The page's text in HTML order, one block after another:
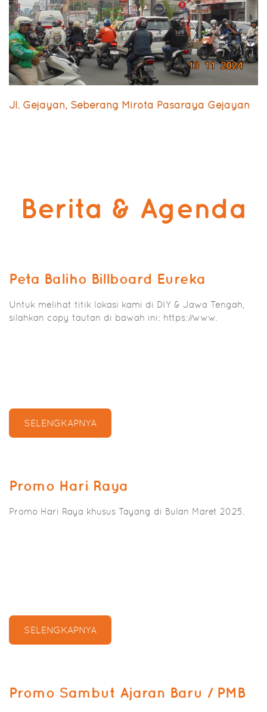
Jl. Gejayan, Seberang Mirota Pasaraya Gejayan
Berita & Agenda
Peta Baliho Billboard Eureka
Untuk melihat titik lokasi kami di DIY & Jawa Tengah,
silahkan copy tautan di bawah ini: https://www.
SELENGKAPNYA
Promo Hari Raya
Promo Hari Raya khusus Tayang di Bulan Maret 2025.
SELENGKAPNYA
Promo Sambut Ajaran Baru / PMB